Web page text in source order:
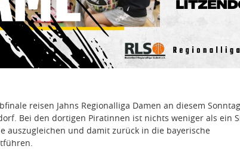
reisen Jahns Regionalliga Damen an diesem
Bei den dortigen Piratinnen ist nichts weniger als ein
auszugleichen und damit zurück in die bayerische